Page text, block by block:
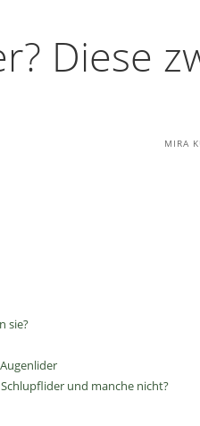
Diese
MIRA
sie?
und manche nicht?